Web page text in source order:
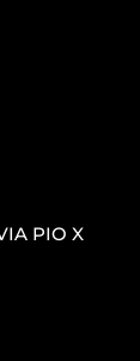
PIO X